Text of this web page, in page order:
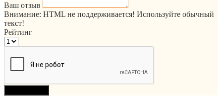
Ваш отзыв
Внимание: HTML не поддерживается! Используйте обычный
текст!
Рейтинг